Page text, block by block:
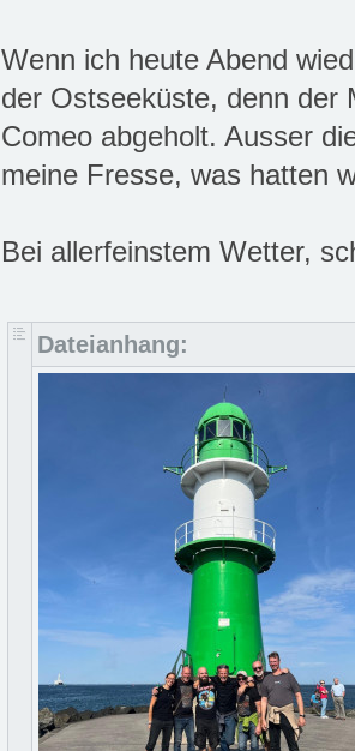
Wenn ich heute Abend
der Ostseeküste, denn der
Comeo abgeholt. Ausser
meine Fresse, was hatten
Bei allerfeinstem Wetter,
Dateianhang: